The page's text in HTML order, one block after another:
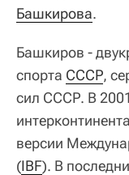
Башкирова.
Башкиров -
спорта СССР,
сил СССР. В
версии
(IBF). В